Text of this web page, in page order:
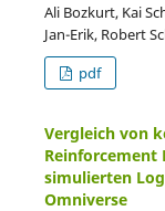
Ali Bozkurt, Kai
Jan-Erik, Robert
pdf
Vergleich von
Reinforcement
simulierten
Omniverse